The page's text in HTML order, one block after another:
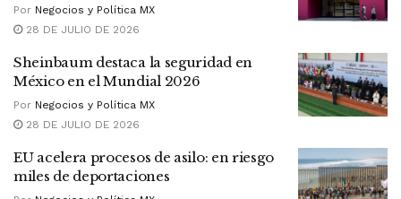
Por Negocios y Política MX
28 DE JULIO DE 2026
Sheinbaum destaca la seguridad en
México en el Mundial 2026
Por Negocios y Política MX
28 DE JULIO DE 2026
EU acelera procesos de asilo: en riesgo
miles de deportaciones